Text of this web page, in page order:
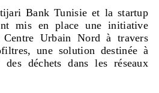
Bank Tunisie et la startup
mis en place une initiative
Centre Urbain Nord à travers
une solution destinée à
déchets dans les réseaux